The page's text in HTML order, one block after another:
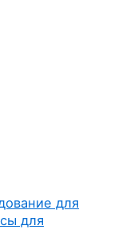
для
для